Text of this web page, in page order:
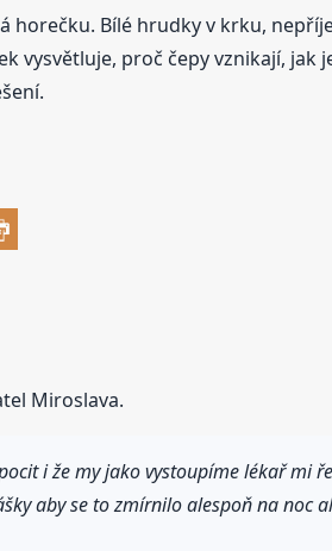
Bílé hrudky v krku,
vysvětluje, proč čepy vznikají, jak
Miroslava.
i že my jako vystoupíme lékař mi
aby se to zmírnilo alespoň na noc